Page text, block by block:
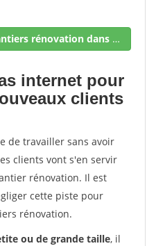
Trouver de nouveaux chantiers rénovation dans votre secteur !
internet pour
clients
de travailler sans avoir
clients vont s'en servir
rénovation. Il est
cette piste pour
rénovation.
ou de grande taille, il